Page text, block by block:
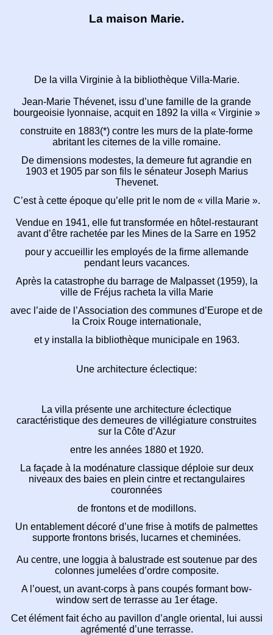
La maison Marie.
De la villa Virginie à la bibliothèque Villa-Marie.
Jean-Marie Thévenet, issu d’une famille de la grande
bourgeoisie lyonnaise, acquit en 1892 la villa « Virginie »
construite en 1883(*) contre les murs de la plate-forme
abritant les citernes de la ville romaine.
De dimensions modestes, la demeure fut agrandie en
1903 et 1905 par son fils le sénateur Joseph Marius
Thevenet.
C’est à cette époque qu’elle prit le nom de « villa Marie ».
Vendue en 1941, elle fut transformée en hôtel-restaurant
avant d’être rachetée par les Mines de la Sarre en 1952
pour y accueillir les employés de la firme allemande
pendant leurs vacances.
Après la catastrophe du barrage de Malpasset (1959), la
ville de Fréjus racheta la villa Marie
avec l’aide de l’Association des communes d’Europe et de
la Croix Rouge internationale,
et y installa la bibliothèque municipale en 1963.
Une architecture éclectique:
La villa présente une architecture éclectique
caractéristique des demeures de villégiature construites
sur la Côte d’Azur
entre les années 1880 et 1920.
La façade à la modénature classique déploie sur deux
niveaux des baies en plein cintre et rectangulaires
couronnées
de frontons et de modillons.
Un entablement décoré d’une frise à motifs de palmettes
supporte frontons brisés, lucarnes et cheminées.
Au centre, une loggia à balustrade est soutenue par des
colonnes jumelées d’ordre composite.
A l’ouest, un avant-corps à pans coupés formant bow-
window sert de terrasse au 1er étage.
Cet élément fait écho au pavillon d’angle oriental, lui aussi
agrémenté d’une terrasse.